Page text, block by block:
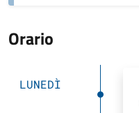
Orario
LUNEDÌ